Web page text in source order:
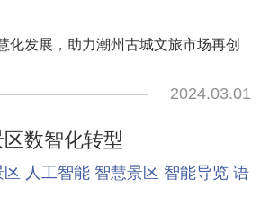
化发展，助力潮州古城文旅市场再创
2024.03.01
数智化转型
区 人工智能 智慧景区 智能导览 语